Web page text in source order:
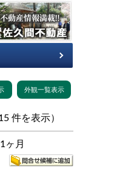
（ 1 〜 15 件を表示）
1ヶ月